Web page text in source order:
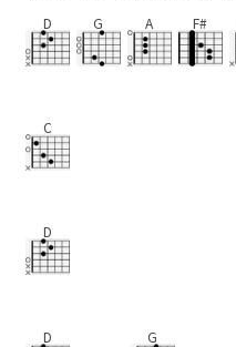
D G A F#
C
D
D G